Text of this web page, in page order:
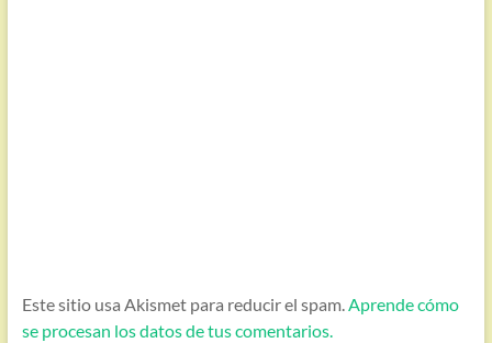
Este sitio usa Akismet para reducir el spam.Aprende cómo
se procesan los datos de tus comentarios.